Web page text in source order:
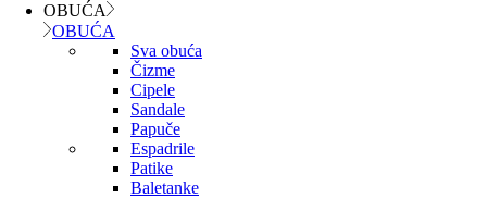
OBUĆA
OBUĆA
Sva obuća
Čizme
Cipele
Sandale
Papuče
Espadrile
Patike
Baletanke